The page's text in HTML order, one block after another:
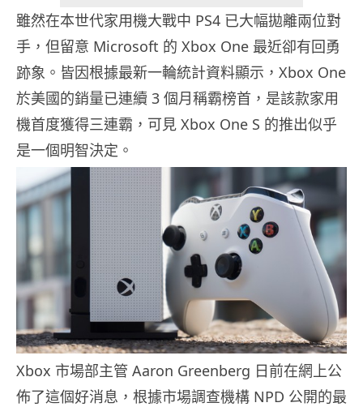
雖然在本世代家用機大戰中 PS4 已大幅拋離兩位對
手，但留意 Microsoft 的 Xbox One 最近卻有回勇
跡象。皆因根據最新一輪統計資料顯示，Xbox One
於美國的銷量已連續 3 個月稱霸榜首，是該款家用
機首度獲得三連霸，可見 Xbox One S 的推出似乎
是一個明智決定。
Xbox 市場部主管 Aaron Greenberg 日前在網上公
佈了這個好消息，根據市場調查機構 NPD 公開的最